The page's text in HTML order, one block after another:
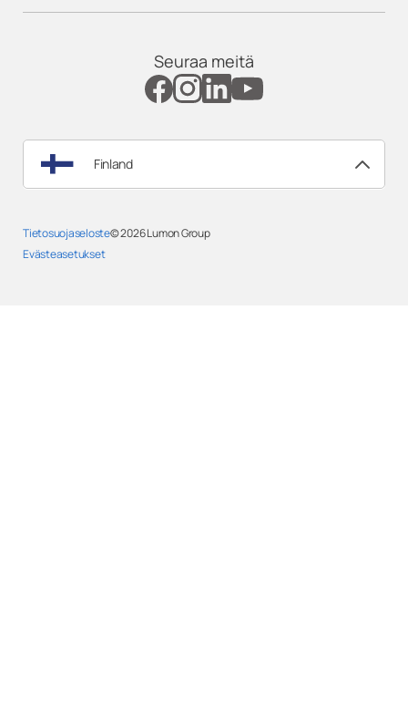
Seuraa meitä
Finland
Tietosuojaseloste
Evästeasetukset
© 2026Lumon Group